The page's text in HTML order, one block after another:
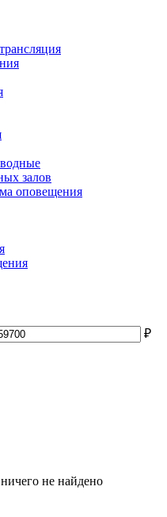
залов
оповещения
₽
не найдено